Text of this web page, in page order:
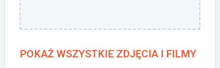
POKAŻ WSZYSTKIE ZDJĘCIA I FILMY